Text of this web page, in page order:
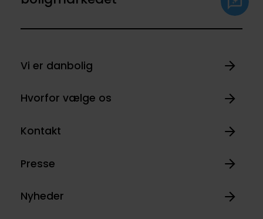
Vi er danbolig
Hvorfor vælge os
Kontakt
Presse
Nyheder